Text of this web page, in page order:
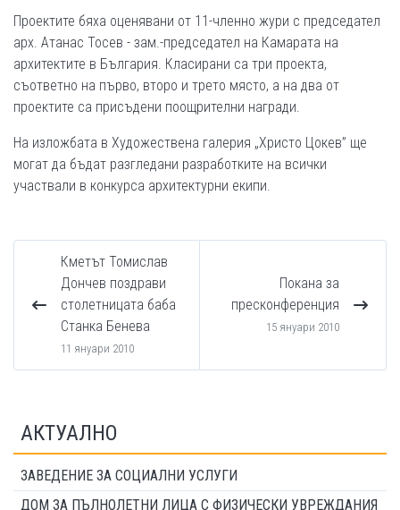
Проектите бяха оценявани от 11-членно жури с председател
арх. Атанас Тосев - зам.-председател на Камарата на
архитектите в България. Класирани са три проекта,
съответно на първо, второ и трето място, а на два от
проектите са присъдени поощрителни награди.
На изложбата в Художествена галерия „Христо Цокев” ще
могат да бъдат разгледани разработките на всички
участвали в конкурса архитектурни екипи.
Кметът Томислав
Дончев поздрави
столетницата баба
Станка Бенева
11 януари 2010
Покана за
пресконференция
15 януари 2010
АКТУАЛНО
ЗАВЕДЕНИЕ ЗА СОЦИАЛНИ УСЛУГИ
ДОМ ЗА ПЪЛНОЛЕТНИ ЛИЦА С ФИЗИЧЕСКИ УВРЕЖДАНИЯ